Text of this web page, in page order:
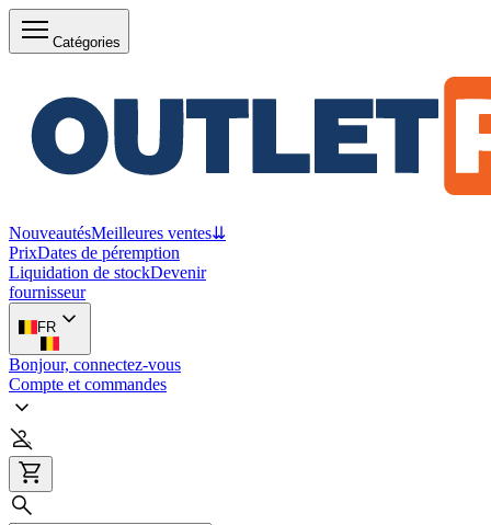
Catégories
NouveautésMeilleures ventes⇊
PrixDates de péremption
Liquidation de stockDevenir
fournisseur
FR
Bonjour, connectez-vous
Compte et commandes